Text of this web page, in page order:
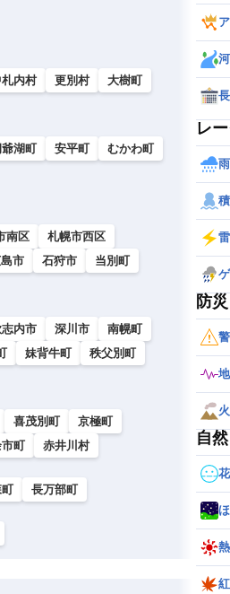
内村 更別村
大樹町
湖町 安平町 むかわ町
南区
札幌市西区
市 石狩市
当別町
内市 深川市
南幌町
妹背牛町
秩父別町
喜茂別町
京極町
町 赤井川村
長万部町
レ
防
自